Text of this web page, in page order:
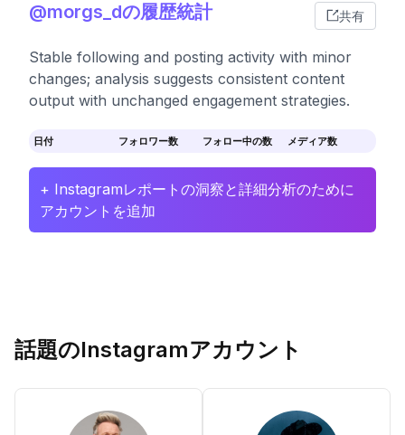
@morgs_dの履歴統計 共有
Stable following and posting activity with minor
changes; analysis suggests consistent content
output with unchanged engagement strategies.
日付 フォロワー数 フォロー中の数 メディア数
+ Instagramレポートの洞察と詳細分析のために
アカウントを追加
話題のInstagramアカウント